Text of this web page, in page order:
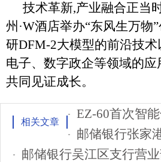
技术革新,产业融合正当
州·W酒店举办“东风生万物
研DFM-2大模型的前沿技
电子、数字政企等领域的
共同见证成长。
相关文章
邮储银行张家
邮储银行吴江区支行营